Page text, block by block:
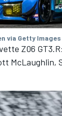
via Getty Images
Z06
McLaughlin,